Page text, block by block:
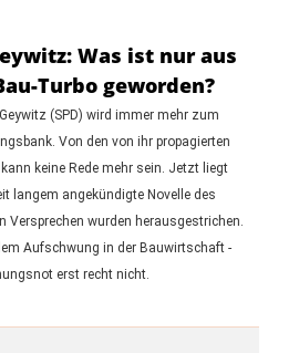
Was ist nur aus
Turbo geworden?
(SPD) wird immer mehr zum
Von den von ihr propagierten
keine Rede mehr sein. Jetzt liegt
langem angekündigte Novelle des
Versprechen wurden herausgestrichen.
Aufschwung in der Bauwirtschaft -
erst recht nicht.